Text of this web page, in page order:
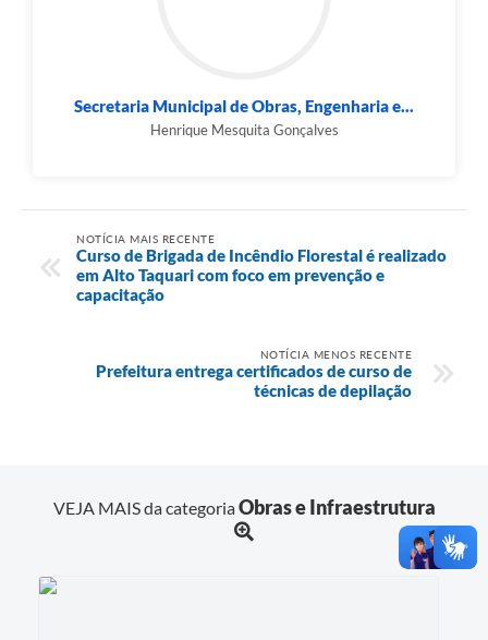
Secretaria Municipal de Obras, Engenharia e...
Henrique Mesquita Gonçalves
NOTÍCIA MAIS RECENTE
Curso de Brigada de Incêndio Florestal é realizado
em Alto Taquari com foco em prevenção e
capacitação
NOTÍCIA MENOS RECENTE
Prefeitura entrega certificados de curso de
técnicas de depilação
VEJA MAIS da categoriaObras e Infraestrutura